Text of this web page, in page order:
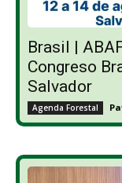
Brasil |
Congreso
Salvador
Agenda Forestal